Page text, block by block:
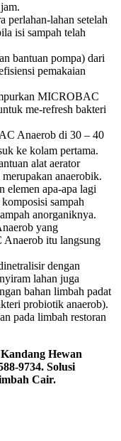
perlahan-lahan setelah
isi sampah telah
bantuan pompa) dari
pemakaian
MICROBAC
me-refresh bakteri
Anaerob di 30 – 40
ke kolam pertama.
alat aerator
anaerobik.
elemen apa-apa lagi
sampah
anorganiknya.
yang
itu langsung
dengan
lahan juga
bahan limbah padat
probiotik anaerob).
pada limbah restoran
Hewan
9734. Solusi
Cair.